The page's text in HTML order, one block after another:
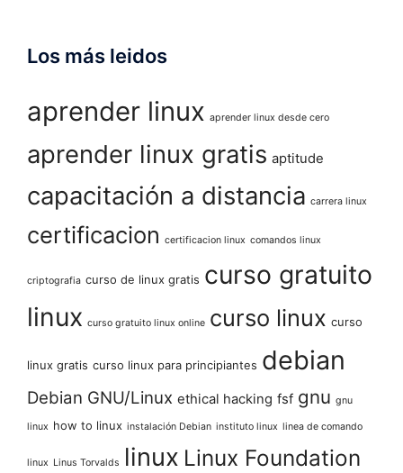
Los más leidos
aprender linux aprender linux desde cero
aprender linux gratis aptitude
capacitación a distancia carrera linux
certificacion certificacion linux comandos linux
criptografia curso de linux gratis curso gratuito
linux curso gratuito linux online curso linux curso
linux gratis curso linux para principiantes debian
Debian GNU/Linux ethical hacking fsf gnu gnu
linux how to linux instalación Debian instituto linux linea de comando
linux Linus Torvalds linux Linux Foundation